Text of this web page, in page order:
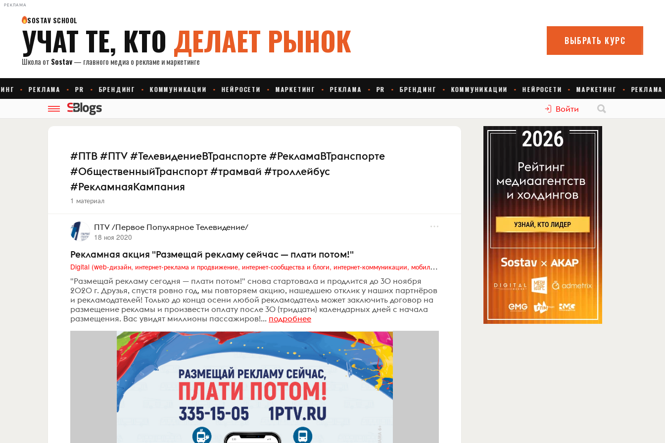
РЕКЛАМА
Войти
#ПТВ #ПТV #ТелевидениеВТранспорте #РекламаВТранспорте
#ОбщественныйТранспорт #трамвай #троллейбус
#РекламнаяКампания
1 материал
ПTV /Первое Популярное Телевидение/
18 ноя 2020
Рекламная акция "Размещай рекламу сейчас — плати потом!"
Digital (web-дизайн, интернет-реклама и продвижение, интернет-сообщества и блоги, интернет-коммуникации, мобильный маркетинг, реклама на цифровых экранах)
"Размещай рекламу сегодня — плати потом!" снова стартовала и продлится до 30 ноября
2020 г. Друзья, спустя ровно год, мы повторяем акцию, нашедшею отклик у наших партнёров
и рекламодателей! Только до конца осени любой рекламодатель может заключить договор на
размещение рекламы и произвести оплату после 30 (тридцати) календарных дней с начала
размещения. Вас увидят миллионы пассажиров!... подробнее